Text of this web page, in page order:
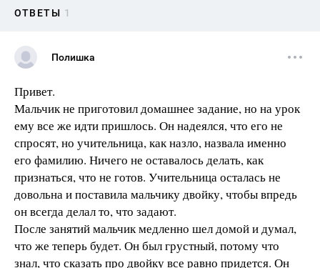
ОТВЕТЫ 1
Полишка
Привет.
Мальчик не приготовил домашнее задание, но на урок
ему все же идти пришлось. Он надеялся, что его не
спросят, но учительница, как назло, назвала именно
его фамилию. Ничего не оставалось делать, как
признаться, что не готов. Учительница осталась не
довольна и поставила мальчику двойку, чтобы впредь
он всегда делал то, что задают.
После занятий мальчик медленно шел домой и думал,
что же теперь будет. Он был грустный, потому что
знал, что сказать про двойку все равно придется. Он